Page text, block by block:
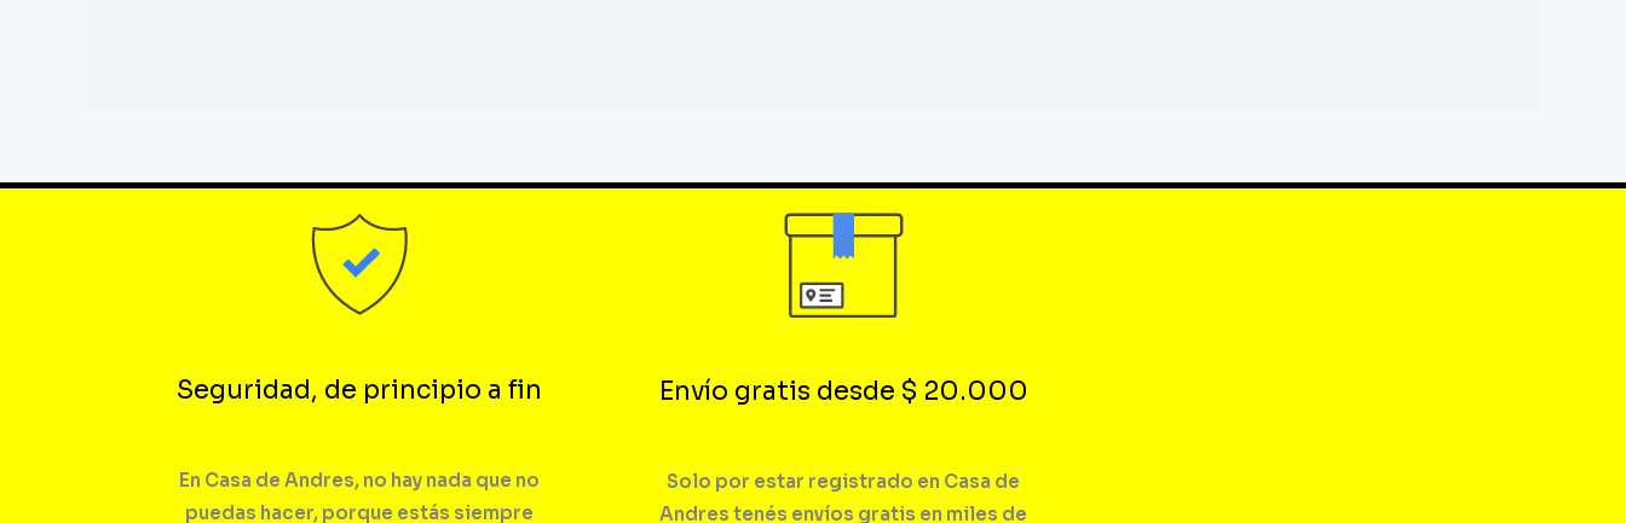
Seguridad, de principio a fin
En Casa de Andres, no hay nada que no
puedas hacer, porque estás siempre
Envío gratis desde $ 20.000
Solo por estar registrado en Casa de
Andres tenés envíos gratis en miles de